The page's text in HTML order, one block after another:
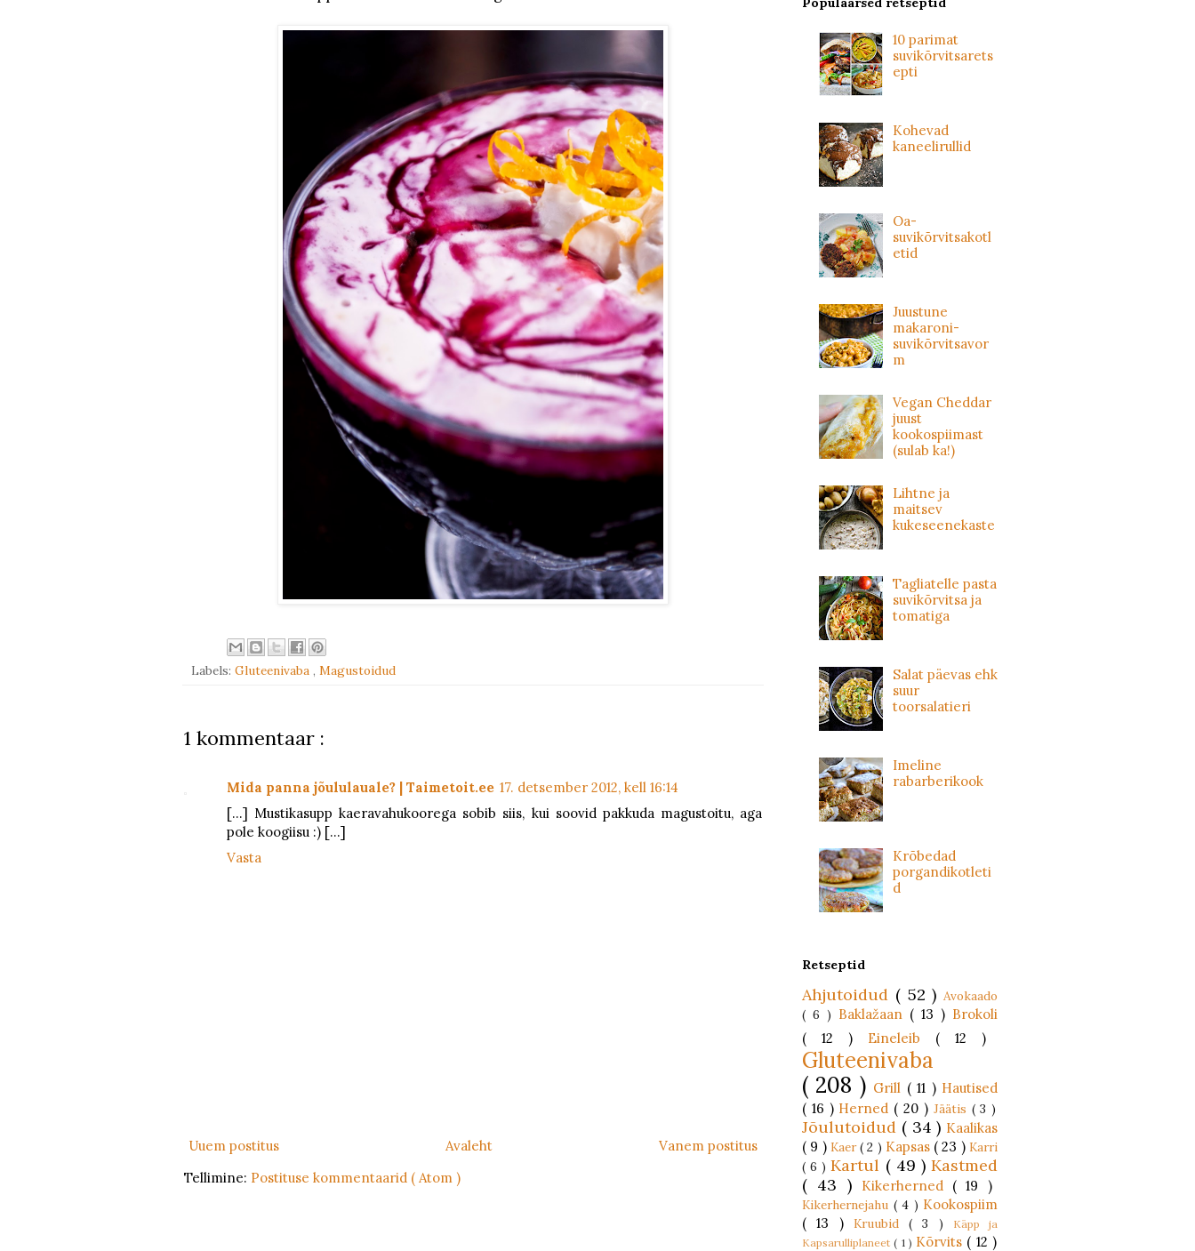
Labels: Gluteenivaba , Magustoidud
1 kommentaar :
Mida panna jõululauale? | Taimetoit.ee 17. detsember 2012, kell 16:14
[...] Mustikasupp kaeravahukoorega sobib siis, kui soovid pakkuda magustoitu, aga
pole koogiisu :) [...]
Vasta
Uuem postitus Vanem postitus
Avaleht
Tellimine: Postituse kommentaarid ( Atom )
10 parimat
suvikõrvitsarets
epti
Kohevad
kaneelirullid
Oa-
suvikõrvitsakotl
etid
Juustune
makaroni-
suvikõrvitsavor
m
Vegan Cheddar
juust
kookospiimast
(sulab ka!)
Lihtne ja
maitsev
kukeseenekaste
Tagliatelle pasta
suvikõrvitsa ja
tomatiga
Salat päevas ehk
suur
toorsalatieri
Imeline
rabarberikook
Krõbedad
porgandikotleti
d
Retseptid
Ahjutoidud ( 52 ) Avokaado
( 6 ) Baklažaan ( 13 ) Brokoli
( 12 ) Eineleib ( 12 )
Gluteenivaba
( 208 ) Grill ( 11 ) Hautised
( 16 ) Herned ( 20 ) Jäätis ( 3 )
Jõulutoidud ( 34 ) Kaalikas
( 9 ) Kaer( 2 ) Kapsas ( 23 )Karri
( 6 )Kartul ( 49 )Kastmed
( 43 )
Kikerherned ( 19 )
Kikerhernejahu ( 4 ) Kookospiim
( 13 ) Kruubid ( 3 )
Käpp ja
Kapsarulliplaneet( 1 ) Kõrvits ( 12 )